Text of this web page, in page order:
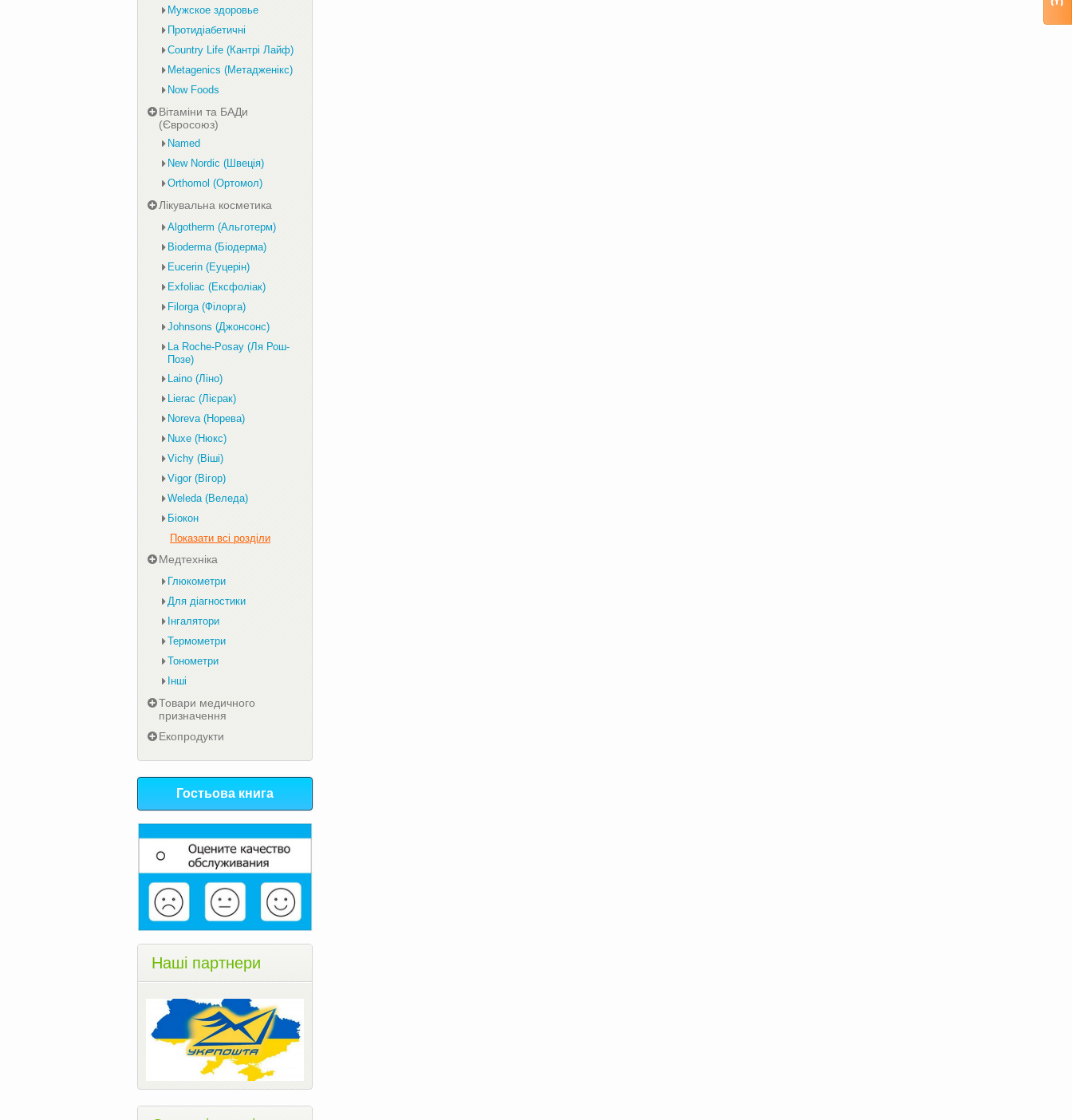
Мужское здоровье
Протидіабетичні
Country Life (Кантрі Лайф)
Metagenics (Метадженікс)
Now Foods
Вітаміни та БАДи
(Євросоюз)
Named
New Nordic (Швеція)
Orthomol (Ортомол)
Лікувальна косметика
Algotherm (Альготерм)
Bioderma (Біодерма)
Eucerin (Еуцерін)
Exfoliac (Ексфоліак)
Filorga (Філорга)
Johnsons (Джонсонс)
La Roche-Posay (Ля Рош-
Позе)
Laino (Ліно)
Lierac (Лієрак)
Noreva (Норева)
Nuxe (Нюкс)
Vichy (Віші)
Vigor (Вігор)
Weleda (Веледа)
Біокон
Показати всі розділи
Медтехніка
Глюкометри
Для діагностики
Інгалятори
Термометри
Тонометри
Інші
Товари медичного
призначення
Екопродукти
Гостьова книга
Наші партнери